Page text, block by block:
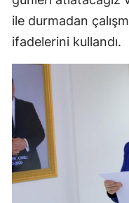
ile durmadan
ifadelerini kullandı.